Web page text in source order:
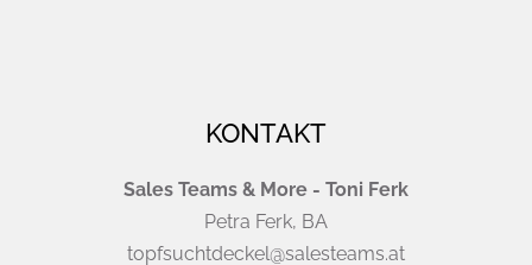
KONTAKT
Sales Teams & More - Toni Ferk
Petra Ferk, BA
topfsuchtdeckel@salesteams.at